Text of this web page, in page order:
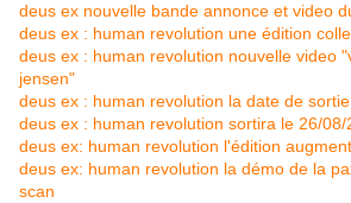
deus ex nouvelle bande annonce et video
deus ex : human revolution une édition
deus ex : human revolution nouvelle video
jensen"
deus ex : human revolution la date de
deus ex : human revolution sortira le 26/08/
deus ex: human revolution l'édition
deus ex: human revolution la démo de la
scan